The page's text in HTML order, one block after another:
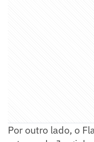
Por outro lado, o